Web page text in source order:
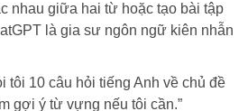
nhau giữa hai từ hoặc tạo bài tập
là gia sư ngôn ngữ kiên nhẫn
tôi 10 câu hỏi tiếng Anh về chủ đề
gợi ý từ vựng nếu tôi cần.”